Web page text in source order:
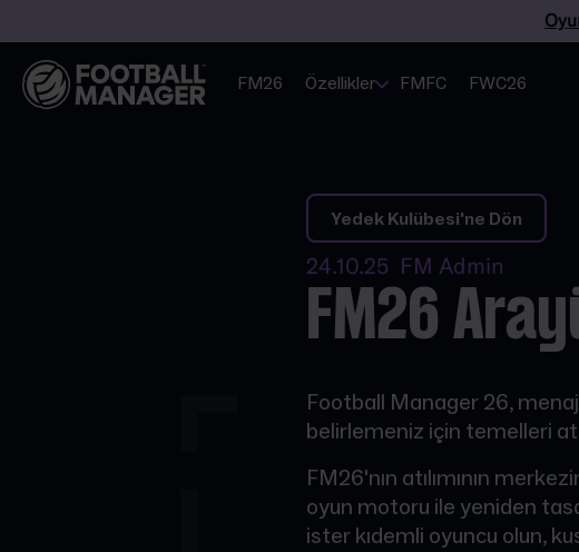
FM26 Özellikler FMFC FWC26
Yedek Kulübesi'ne Dön
24.10.25 FM Admin
FM26
Football Manager 26,
belirlemeniz için temelleri
FM26'nın atılımının
oyun motoru ile yeniden
ister kıdemli oyuncu olun,